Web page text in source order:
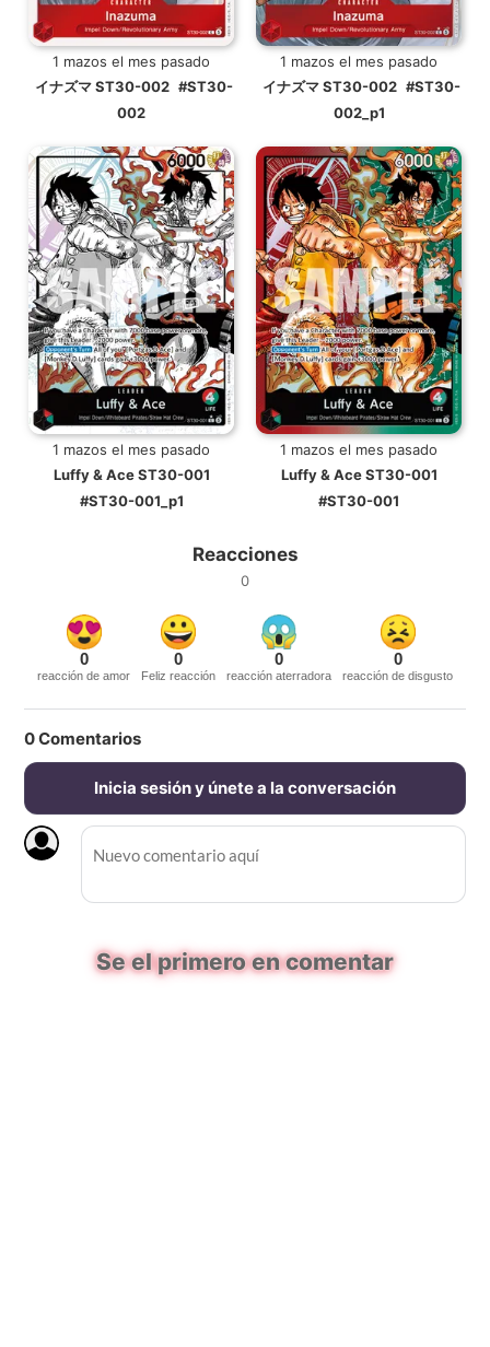
1 mazos el mes pasado
イナズマ ST30-002 #ST30-
002
1 mazos el mes pasado
イナズマ ST30-002 #ST30-
002_p1
1 mazos el mes pasado
Luffy & Ace ST30-001
#ST30-001_p1
1 mazos el mes pasado
Luffy & Ace ST30-001
#ST30-001
Reacciones
0
0
reacción de amor
0
Feliz reacción
0
reacción aterradora
0
reacción de disgusto
0Comentarios
Inicia sesión y únete a la conversación
Se el primero en comentar